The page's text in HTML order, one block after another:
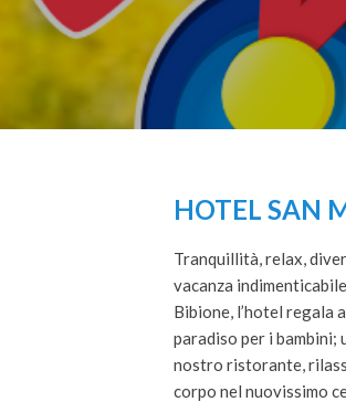
HOTEL SAN
Tranquillità, relax,
vacanza
Bibione, l’hotel regala
paradiso per i bambini;
nostro ristorante,
corpo nel nuovissimo